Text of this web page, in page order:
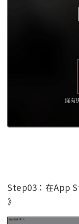
Step03：在App
》